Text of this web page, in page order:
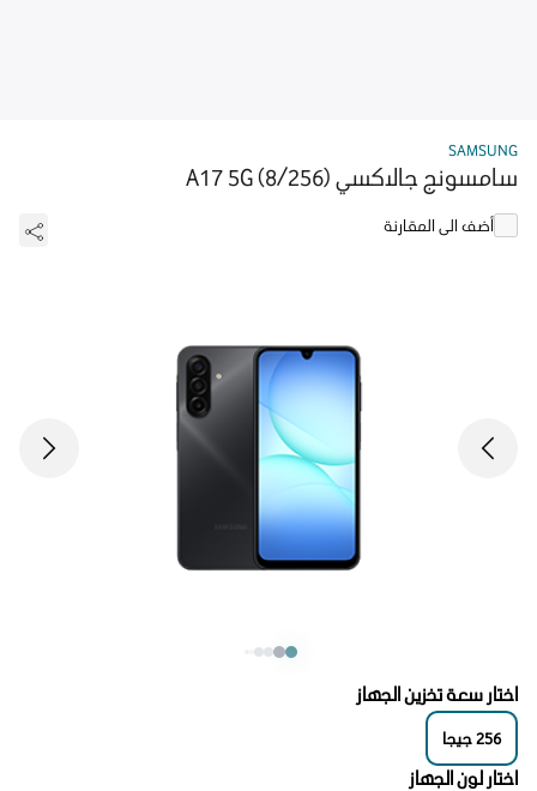
SAMSUNG
سامسونج جالاكسي A17 5G (8/256)
أضف الى المقارنة
اختار سعة تخزين الجهاز
256جيجا
اختار لون الجهاز